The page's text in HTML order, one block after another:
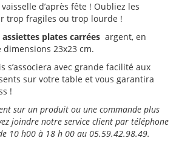
d’après fête ! Oubliez les
trop fragiles ou trop lourde !
assiettes plates carrées argent, en
23x23 cm.
s’associera avec grande facilité aux
sur votre table et vous garantira
!
sur un produit ou une commande plus
joindre notre service client par téléphone
10 h00 à 18 h 00 au 05.59.42.98.49.